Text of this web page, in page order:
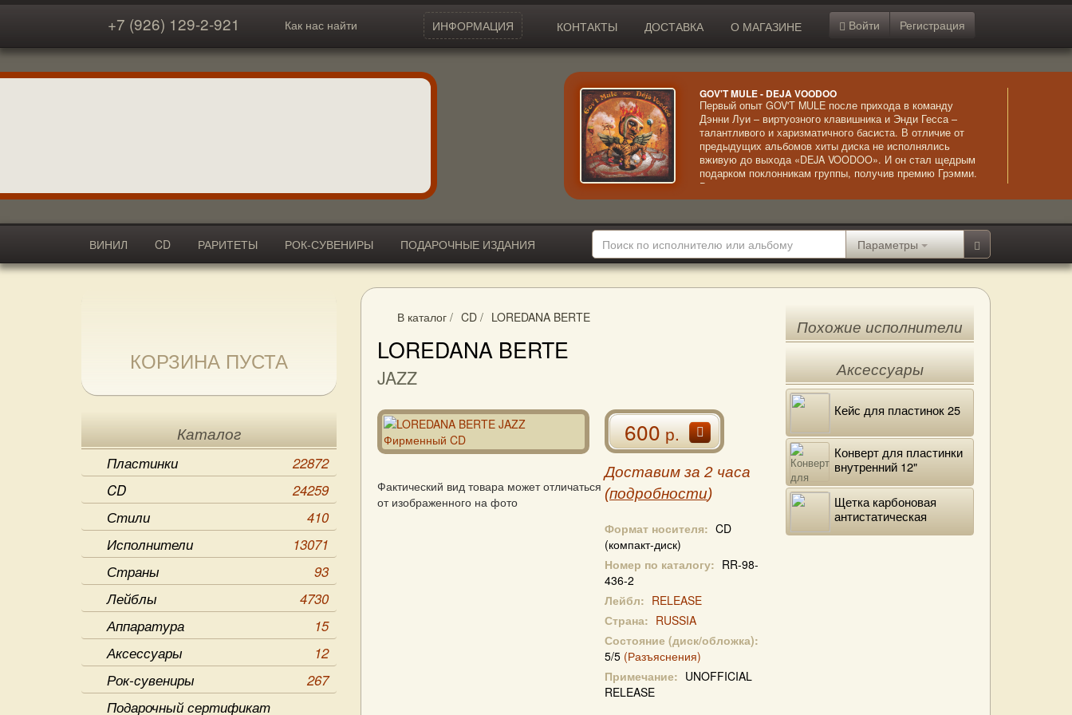
+7 (926) 129-2-921 Как нас найти ИНФОРМАЦИЯ КОНТАКТЫ ДОСТАВКА О МАГАЗИНЕ Войти Регистрация
GOV'T MULE - DEJA VOODOO
Первый опыт GOV'T MULE после прихода в команду
Дэнни Луи – виртуозного клавишника и Энди Гесса –
талантливого и харизматичного басиста. В отличие от
предыдущих альбомов хиты диска не исполнялись
вживую до выхода «DEJA VOODOO». И он стал щедрым
подарком поклонникам группы, получив премию Грэмми.
Вполне заслуженно – удивительные мелодии,
неожиданные соло и высокое качество игры музыкантов –
ВИНИЛ CD РАРИТЕТЫ РОК-СУВЕНИРЫ
ПОДАРОЧНЫЕ ИЗДАНИЯ
АКСЕССУАРЫ
Параметры
КОРЗИНА ПУСТА
Каталог
Пластинки
22872
CD
24259
Стили
410
Исполнители
13071
Страны
93
Лейблы
4730
Аппаратура
15
Аксессуары
12
Рок-сувениры
267
Подарочный сертификат
В каталог / CD / LOREDANA BERTE
LOREDANA BERTE
JAZZ
Фактический вид товара может отличаться
от изображенного на фото
600р.
Доставим за 2 часа
(подробности)
Формат носителя: CD
(компакт-диск)
Номер по каталогу: RR-98-
436-2
Лейбл: RELEASE
Страна: RUSSIA
Состояние (диск/обложка):
5/5 (Разъяснения)
Примечание: UNOFFICIAL
RELEASE
Похожие исполнители
Аксессуары
Кейс для пластинок 25
Конверт для пластинки
внутренний 12"
Щетка карбоновая
антистатическая